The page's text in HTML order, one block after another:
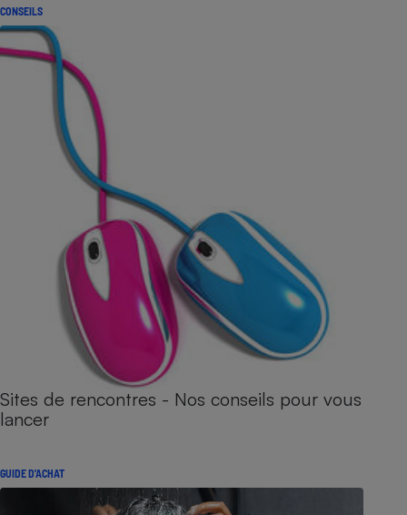
CONSEILS
Sites de rencontres - Nos conseils pour vous
lancer
GUIDE D'ACHAT